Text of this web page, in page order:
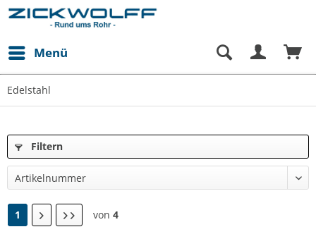
Menü
Edelstahl
Filtern
1 von 4